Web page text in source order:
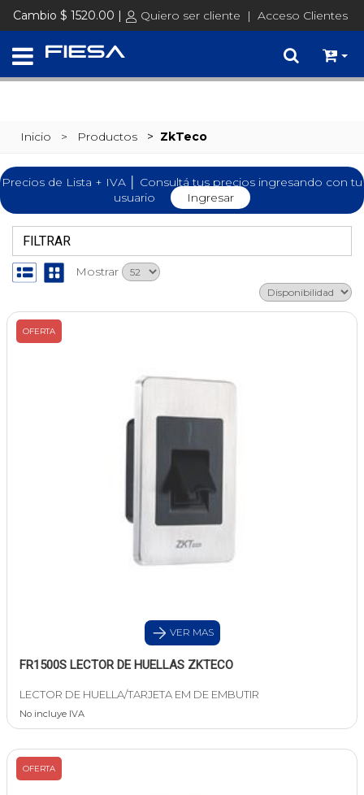
SET @busqueda = replace(@busqueda, 'Ã©','é')
Cambio $ 1520.00 | Quiero ser cliente | Acceso Clientes
Inicio > Productos > ZkTeco
Precios de Lista + IVA │ Consultá tus precios ingresando con tu
usuario
Ingresar
FILTRAR
Mostrar
OFERTA
VER MAS
FR1500S LECTOR DE HUELLAS ZKTECO
LECTOR DE HUELLA/TARJETA EM DE EMBUTIR
No incluye IVA
OFERTA